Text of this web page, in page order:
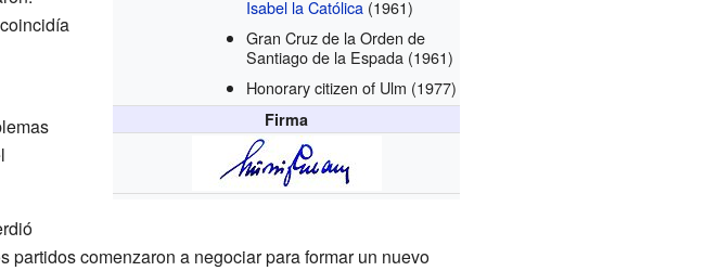
Isabel la Católica (1961)
Gran Cruz de la Orden de
Santiago de la Espada (1961)
Honorary citizen of Ulm (1977)
Firma
comenzaron a negociar para formar un nuevo